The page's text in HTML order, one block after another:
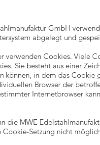
GmbH
abgelegt und
verwenden Cookies. Viele
Sie besteht aus einer
können, in dem das
Browser der
Internetbrowser
die MWE
Setzung nicht